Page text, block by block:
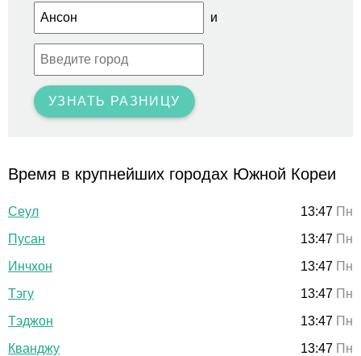
и
УЗНАТЬ РАЗНИЦУ
Время в крупнейших городах Южной Кореи
Сеул 13:47 Пн
Пусан
13:47 Пн
Инчхон
13:47 Пн
Тэгу
13:47 Пн
Тэджон
13:47 Пн
Кванджу
13:47 Пн